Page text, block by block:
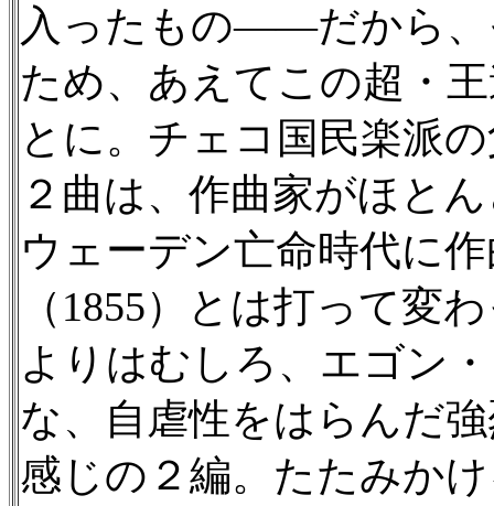
入ったもの——だから、
ため、あえてこの超・
とに。チェコ国民楽派
２曲は、作曲家がほと
ウェーデン亡命時代に
（1855）とは打って変
よりはむしろ、エゴン
な、自虐性をはらんだ
感じの２編。たたみか